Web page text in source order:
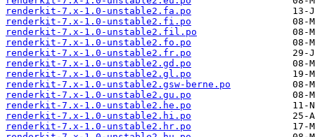
renderkit-7.x-1.0-unstable2.fa.po
renderkit-7.x-1.0-unstable2.fi.po
renderkit-7.x-1.0-unstable2.fil.po
renderkit-7.x-1.0-unstable2.fo.po
renderkit-7.x-1.0-unstable2.fr.po
renderkit-7.x-1.0-unstable2.gd.po
renderkit-7.x-1.0-unstable2.gl.po
renderkit-7.x-1.0-unstable2.gsw-berne.po
renderkit-7.x-1.0-unstable2.gu.po
renderkit-7.x-1.0-unstable2.he.po
renderkit-7.x-1.0-unstable2.hi.po
renderkit-7.x-1.0-unstable2.hr.po